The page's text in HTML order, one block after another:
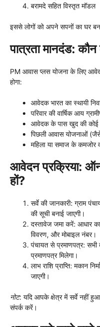
बरामदे सहित विस्तृत मॉडल
इससे लोगों को अपने सपनों का घर
पात्रता मानदंड:
PM आवास प्लस योजना के लिए
होगा:
आवेदक भारत का स्थायी
परिवार की वार्षिक आय
आवेदक के पास खुद की कोई
पिछली आवास योजनाओं
महिला या समाज के कमजोर
आवेदन प्रक्रिया:
हों?
सर्वे की जानकारी: ग्राम
की सूची बनाई जाएगी।
दस्तावेज जमा करें: आधार
विवरण, और मोबाइल नंबर।
पंचायत से प्रमाणपत्र: सभी
प्रमाणपत्र मिलेगा।
लाभ राशि प्राप्ति: मकान
जाएगी।
नोट: यदि आपके क्षेत्र में सर्वे नहीं हुआ
संपर्क करें।